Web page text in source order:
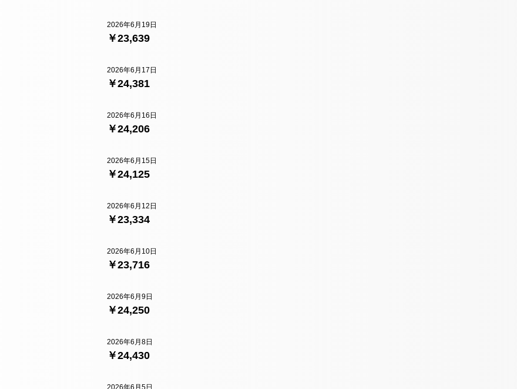
￥23,639
2026年6月19日
￥24,381
2026年6月17日
￥24,206
2026年6月16日
￥24,125
2026年6月15日
￥23,334
2026年6月12日
￥23,716
2026年6月10日
￥24,250
2026年6月9日
￥24,430
2026年6月8日